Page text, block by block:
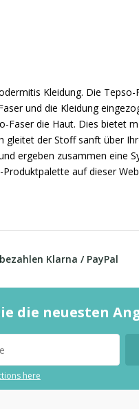
Kleidung. Die
und die Kleidung
Faser die Haut. Dies bietet
gleitet der Stoff sanft über
ergeben zusammen eine
auf dieser
Klarna / PayPal
die neuesten
here